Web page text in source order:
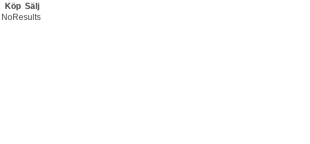
Köp Sälj
NoResults